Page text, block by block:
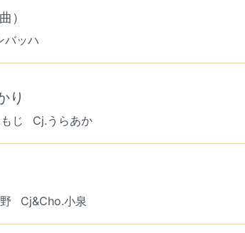
）
バッハ
り
じ Cj.うらあか
Cj&Cho.小泉